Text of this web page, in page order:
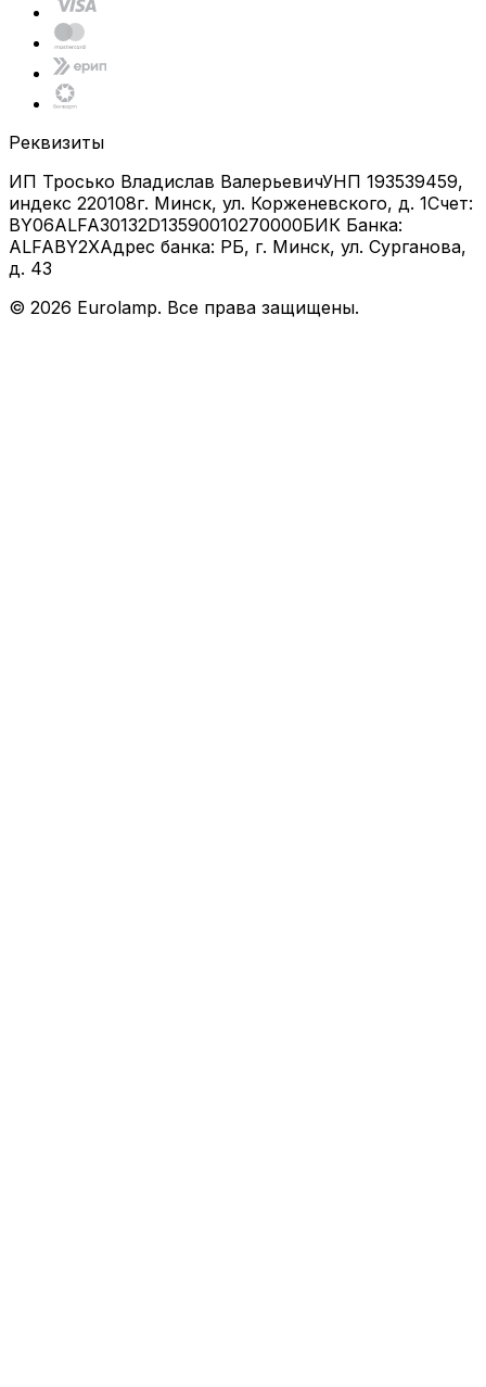
Реквизиты
ИП Тросько Владислав ВалерьевичУНП 193539459,
индекс 220108г. Минск, ул. Корженевского, д. 1Счет:
BY06ALFA30132D13590010270000БИК Банка:
ALFABY2XАдрес банка: РБ, г. Минск, ул. Сурганова,
д. 43
© 2026 Eurolamp. Все права защищены.